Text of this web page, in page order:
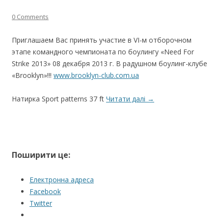
0 Comments
Приглашаем Вас принять участие в VІ-м отборочном
этапе командного чемпионата по боулингу «Need For
Strike 2013» 08 декабря 2013 г. В радушном боулинг-клубе
«Brooklyn»!!! www.brooklyn-club.com.ua
Натирка Sport patterns 37 ft Читати далі →
Поширити це:
Електронна адреса
Facebook
Twitter